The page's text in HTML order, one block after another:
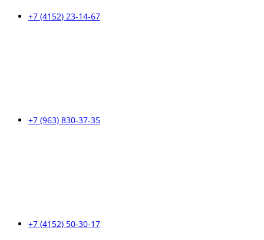
+7 (4152) 23-14-67
+7 (963) 830-37-35
+7 (4152) 50-30-17